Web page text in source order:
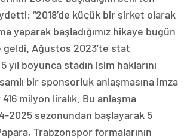
“2018’de küçük bir şirket olarak
yaparak başladığımız hikaye bugün
geldi. Ağustos 2023’te stat
yıl boyunca stadın isim haklarını
bir sponsorluk anlaşmasına imza
416 milyon liralık. Bu anlaşma
2025 sezonundan başlayarak 5
Trabzonspor formalarının